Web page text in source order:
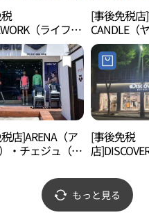
（ライフワ
チェジュタプト
塔洞）直営店
크 제주탑동직
[事後免税店
CANDLE（
ンドル）・
州）チル
路）店(양
성로점)
店]ARENA（ア
・チェジュ（済
[事後免税
店
ュ（新済州
버리 신제주
もっと見る